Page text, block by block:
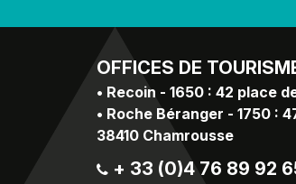
OFFICES DE
• Recoin - 1650 : 42 place
• Roche Béranger - 1750 :
38410 Chamrousse
+ 33 (0)4 76 89 92